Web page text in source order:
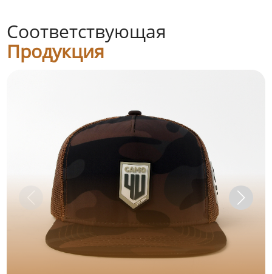
Соответствующая
Продукция